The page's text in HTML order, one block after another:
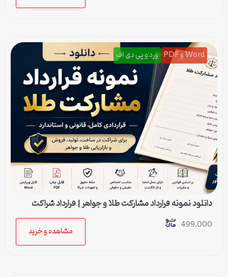
Word و PDF ورد و پی دی اف
دانلود نمونه قرارداد مشارکت طلا و جواهر | قرارداد شراکت
ساخت و فروش طلا
499,000
مشاهده و خرید